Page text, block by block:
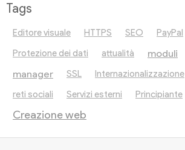
Tags
Editore visuale HTTPS SEO PayPal
Protezione dei dati
attualità moduli
manager SSL Internazionalizzazione
reti sociali Servizi esterni Principiante
Creazione web